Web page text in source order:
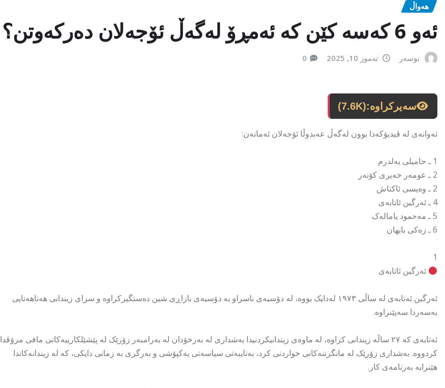
هەواڵ
ئەو 6 کەسە کێن کە ئەمڕۆ لەگەڵ ئۆجەلان دەرکەوتن؟
نوسەر تەموز 10, 2025 0
سەیرکراوە:(7.6K)
ئەوانەی لە ڤیدیۆکەدا بوون لەگەڵ عەبدوڵا ئۆجەلان ئەمانەن:
1 ـ حامیلی یەلدرم
2 ـ عومەر خەیری کۆنەر
2 ـ وەیسی ئاکتاش
4 ـ ئەرگین ئاتابەی
5 ـ مەحمود یامالەک
6 ـ زەکی بایھان
1
ئەرگین ئاتابەی
ئەرگین ئەتابەی لە ساڵی ١٩٧٣ لەدایک بووە، لە دۆسیەی ناسراو بە دۆسیەی بازاڕی شین دەستگیرکراوە و سزای زیندانی ھەتاھەتایی
بەسەردا سەپێنراوە.
ئەتابەی کە ٢٧ ساڵە زیندانی کراوە، لە ماوەی زیندانیکردنیدا بەشداری لە بەرخۆدان لە بەرامبەر زۆرێک لە پێشێلکارییەکانی مافی مرۆڤدا
کردووە. بەشداری زۆرێک لە مانگرتنەکانی خواردنی کرد، بەتایبەتی سیاسەتی یەکپۆشی و بەرگری بە زمانی دایکی، کە لە زیندانەکاندا
ھێنرایە بەرنامەی کار.